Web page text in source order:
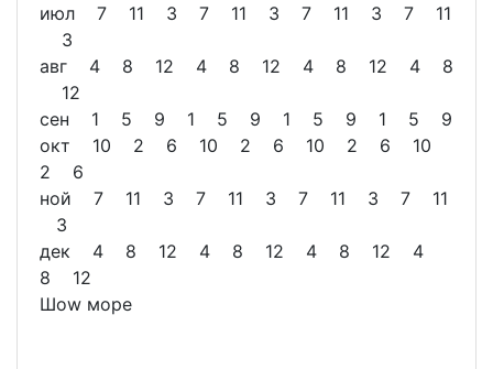
июл 7 11 3 7 11 3 7 11 3 7 11
3
авг 4 8 12 4 8 12 4 8 12 4 8
12
сен 1 5 9 1 5 9 1 5 9 1 5 9
окт 10 2 6 10 2 6 10 2 6 10
2 6
ной 7 11 3 7 11 3 7 11 3 7 11
3
дек 4 8 12 4 8 12 4 8 12 4
8 12
Шоw море